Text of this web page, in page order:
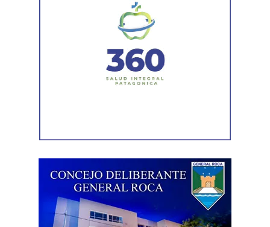
sectores más deteriorados y mejorar las condiciones de